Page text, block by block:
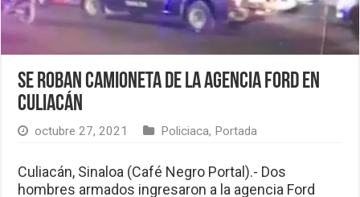
Se roban camioneta de la agencia Ford en
Culiacán
octubre 27, 2021 Policiaca, Portada
Culiacán, Sinaloa (Café Negro Portal).- Dos
hombres armados ingresaron a la agencia Ford